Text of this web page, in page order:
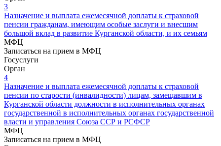
3
Назначение и выплата ежемесячной доплаты к страховой
пенсии гражданам, имеющим особые заслуги и внесшим
большой вклад в развитие Курганской области, и их семьям
МФЦ
Записаться на прием в МФЦ
Госуслуги
Орган
4
Назначение и выплата ежемесячной доплаты к страховой
пенсии по старости (инвалидности) лицам, замещавшим в
Курганской области должности в исполнительных органах
государственной в исполнительных органах государственной
власти и управления Союза ССР и РСФСР
МФЦ
Записаться на прием в МФЦ